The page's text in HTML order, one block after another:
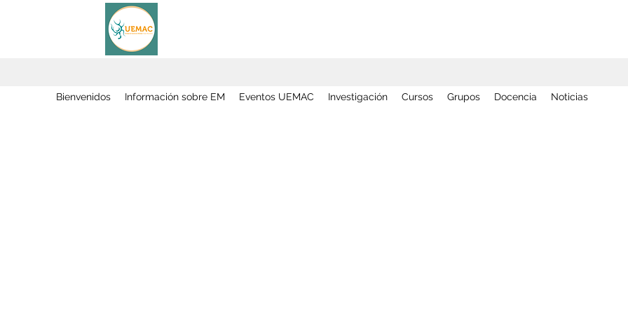
Bienvenidos Información sobre EM Eventos UEMAC Investigación Cursos Grupos Docencia Noticias